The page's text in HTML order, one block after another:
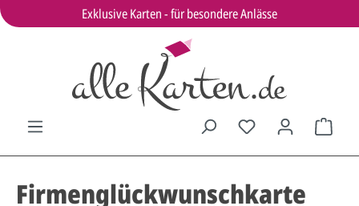
Exklusive Karten - für besondere Anlässe
Firmenglückwunschkarte